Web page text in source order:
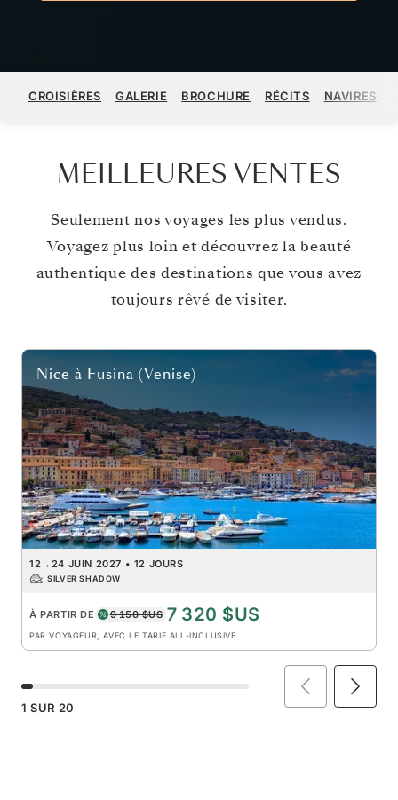
CROISIÈRES GALERIE BROCHURE RÉCITS NAVIRES
MEILLEURES VENTES
Seulement nos voyages les plus vendus.
Voyagez plus loin et découvrez la beauté
authentique des destinations que vous avez
toujours rêvé de visiter.
Nice à Fusina (Venise)
12→ 24 JUIN 2027 • 12 JOURS
SILVER SHADOW
À PARTIR DE 9 150 $US 7 320 $US
PAR VOYAGEUR, AVEC LE TARIF ALL-INCLUSIVE
1 SUR 20